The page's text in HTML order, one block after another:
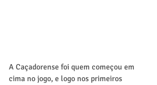
A Caçadorense foi quem começou em
cima no jogo, e logo nos primeiros